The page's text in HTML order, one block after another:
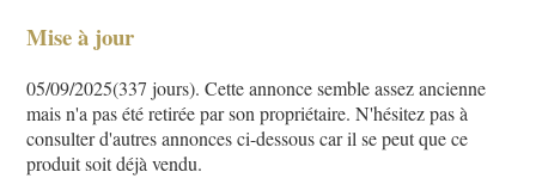
Mise à jour
05/09/2025(337 jours). Cette annonce semble assez ancienne
mais n'a pas été retirée par son propriétaire. N'hésitez pas à
consulter d'autres annonces ci-dessous car il se peut que ce
produit soit déjà vendu.